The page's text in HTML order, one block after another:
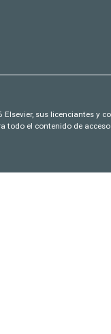
sus licenciantes y
todo el contenido de